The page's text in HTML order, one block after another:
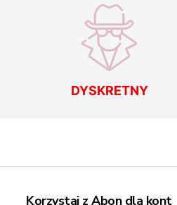
DYSKRETNY
Korzystaj z Abon dla kont